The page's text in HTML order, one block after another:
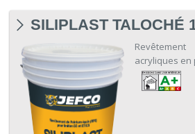
SILIPLAST TALOCHÉ
acryliques en